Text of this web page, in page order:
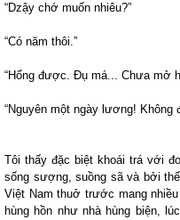
“Dzậy chớ muốn nhiêu?”
“Có năm thôi.”
“Hổng được. Đụ má... Chưa mở
“Nguyên một ngày lương! Không
Tôi thấy đặc biệt khoái trá với
sống sượng, suồng sã và bởi
Việt Nam thuở trước mang
hùng hồn như nhà hùng biện,